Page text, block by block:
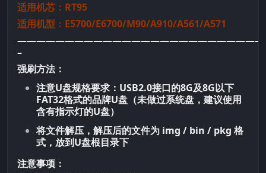
适用机芯：RT95
适用机型：E5700/E6700/M90/A910/A561/A571
–
强刷方法：
注意U盘规格要求：USB2.0接口的8G及8G以下
FAT32格式的品牌U盘（未做过系统盘，建议使用
含有指示灯的U盘）
将文件解压，解压后的文件为 img / bin / pkg 格
式，放到U盘根目录下
注意事项：